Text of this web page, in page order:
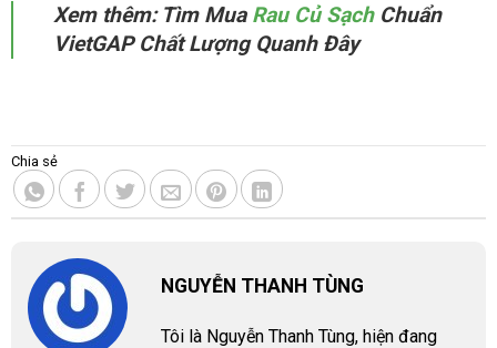
Xem thêm: Tìm Mua Rau Củ SạchChuẩn
VietGAP Chất Lượng Quanh Đây
Chia sẻ
NGUYỄN THANH TÙNG
Tôi là Nguyễn Thanh Tùng, hiện đang